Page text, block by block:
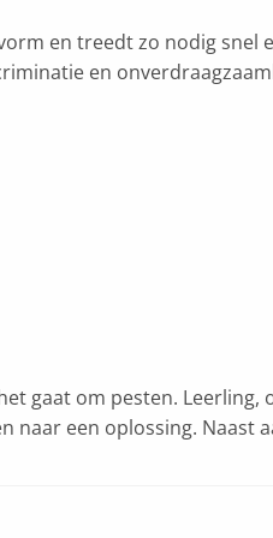
en treedt zo nodig snel
en
gaat om pesten.
naar een oplossing. Naast